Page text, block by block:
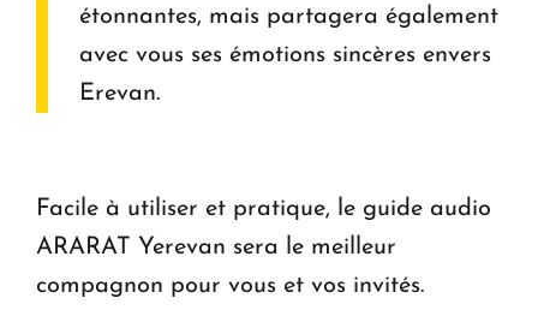
étonnantes, mais partagera également
avec vous ses émotions sincères envers
Erevan.
Facile à utiliser et pratique, le guide audio
ARARAT Yerevan sera le meilleur
compagnon pour vous et vos invités.